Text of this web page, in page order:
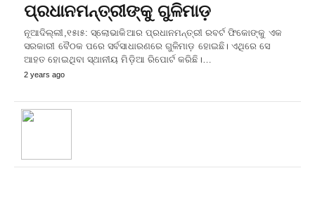
ପ୍ରଧାନମନ୍ତ୍ରୀଙ୍କୁ ଗୁଳିମାଡ଼
ନୂଆଦିଲ୍ଲୀ,୧୫ା୫: ସ୍ଲୋଭାକିଆର ପ୍ରଧାନମନ୍ତ୍ରୀ ରବର୍ଟ ଫିକୋଙ୍କୁ ଏକ
ସରକାରୀ ବୈଠକ ପରେ ସର୍ବସାଧାରଣରେ ଗୁଳିମାଡ଼ ହୋଇଛି। ଏଥିରେ ସେ
ଆହତ ହୋଇଥିବା ସ୍ଥାନୀୟ ମିଡ଼ିଆ ରିପୋର୍ଟ କରିଛି।…
2 years ago